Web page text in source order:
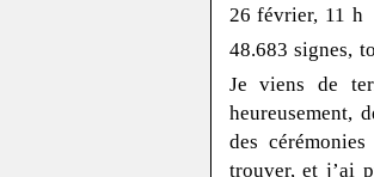
26 février, 11 h
48.683 signes,
Je viens de
heureusement,
des
trouver, et j’ai